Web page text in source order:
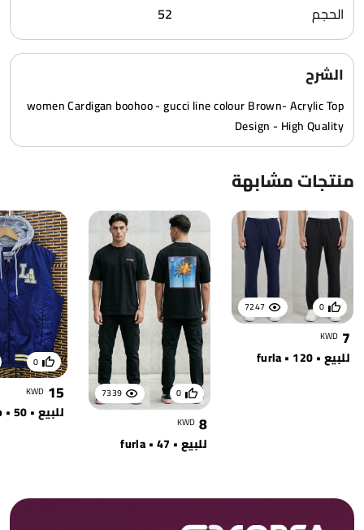
الحجم
52
الشرح
women Cardigan boohoo - gucci line colour Brown- Acrylic Top
Design - High Quality
منتجات مشابهة
7247 0
7
KWD
للبيع • furla • 120
7339 0
8
KWD
للبيع • furla • 47
0
15
KWD